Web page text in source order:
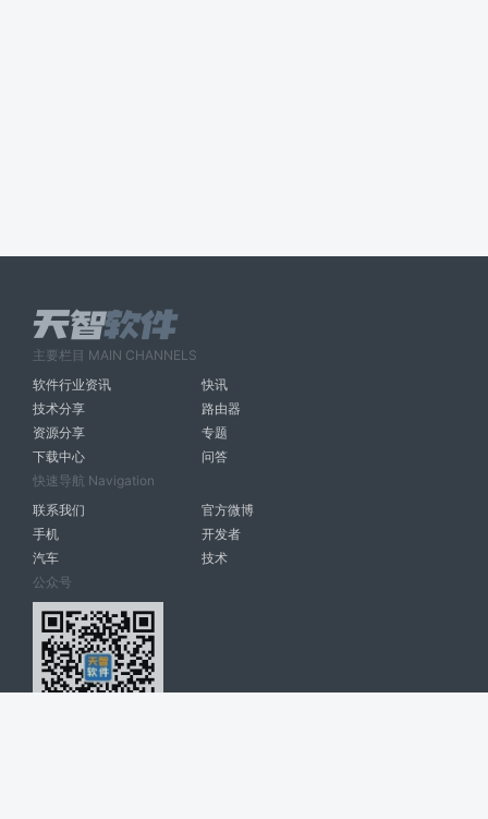
主要栏目 MAIN CHANNELS
软件行业资讯
快讯
技术分享
路由器
资源分享
专题
下载中心
问答
快速导航 Navigation
联系我们
官方微博
手机
开发者
汽车
技术
公众号